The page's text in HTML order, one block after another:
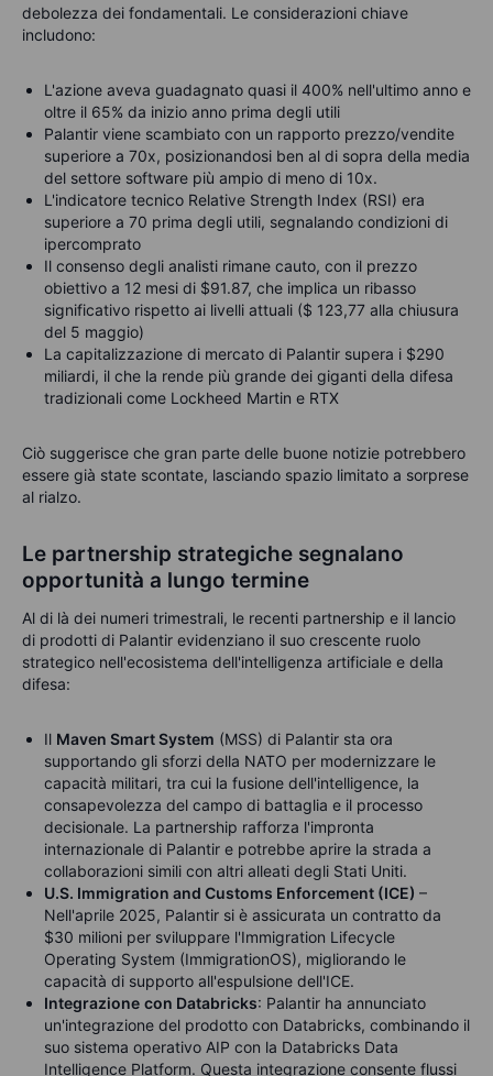
debolezza dei fondamentali. Le considerazioni chiave
includono:
L'azione aveva guadagnato quasi il 400% nell'ultimo anno e
oltre il 65% da inizio anno prima degli utili
Palantir viene scambiato con un rapporto prezzo/vendite
superiore a 70x, posizionandosi ben al di sopra della media
del settore software più ampio di meno di 10x.
L'indicatore tecnico Relative Strength Index (RSI) era
superiore a 70 prima degli utili, segnalando condizioni di
ipercomprato
Il consenso degli analisti rimane cauto, con il prezzo
obiettivo a 12 mesi di $91.87, che implica un ribasso
significativo rispetto ai livelli attuali ($ 123,77 alla chiusura
del 5 maggio)
La capitalizzazione di mercato di Palantir supera i $290
miliardi, il che la rende più grande dei giganti della difesa
tradizionali come Lockheed Martin e RTX
Ciò suggerisce che gran parte delle buone notizie potrebbero
essere già state scontate, lasciando spazio limitato a sorprese
al rialzo.
Le partnership strategiche segnalano
opportunità a lungo termine
Al di là dei numeri trimestrali, le recenti partnership e il lancio
di prodotti di Palantir evidenziano il suo crescente ruolo
strategico nell'ecosistema dell'intelligenza artificiale e della
difesa:
Il Maven Smart System (MSS) di Palantir sta ora
supportando gli sforzi della NATO per modernizzare le
capacità militari, tra cui la fusione dell'intelligence, la
consapevolezza del campo di battaglia e il processo
decisionale. La partnership rafforza l'impronta
internazionale di Palantir e potrebbe aprire la strada a
collaborazioni simili con altri alleati degli Stati Uniti.
U.S. Immigration and Customs Enforcement (ICE) –
Nell'aprile 2025, Palantir si è assicurata un contratto da
$30 milioni per sviluppare l'Immigration Lifecycle
Operating System (ImmigrationOS), migliorando le
capacità di supporto all'espulsione dell'ICE.
Integrazione con Databricks: Palantir ha annunciato
un'integrazione del prodotto con Databricks, combinando il
suo sistema operativo AIP con la Databricks Data
Intelligence Platform. Questa integrazione consente flussi